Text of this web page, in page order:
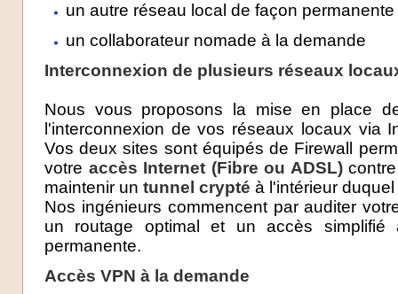
un autre réseau local de façon permanente
un collaborateur nomade à la demande
Interconnexion de plusieurs réseaux
Nous vous proposons la mise en place
l'interconnexion de vos réseaux locaux via
Vos deux sites sont équipés de Firewall
votre accès Internet (Fibre ou ADSL)
maintenir un tunnel crypté à l'intérieur
Nos ingénieurs commencent par auditer
un routage optimal et un accès
permanente.
Accès VPN à la demande